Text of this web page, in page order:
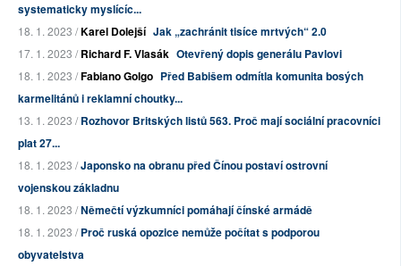
systematicky myslícíc...
18. 1. 2023 /Karel Dolejší Jak „zachránit tisíce mrtvých“ 2.0
17. 1. 2023 /Richard F. Vlasák Otevřený dopis generálu Pavlovi
18. 1. 2023 /Fabiano Golgo Před Babišem odmítla komunita bosých
karmelitánů i reklamní choutky...
13. 1. 2023 /Rozhovor Britských listů 563. Proč mají sociální pracovníci
plat 27...
18. 1. 2023 /Japonsko na obranu před Čínou postaví ostrovní
vojenskou základnu
18. 1. 2023 /Němečtí výzkumníci pomáhají čínské armádě
18. 1. 2023 /Proč ruská opozice nemůže počítat s podporou
obyvatelstva